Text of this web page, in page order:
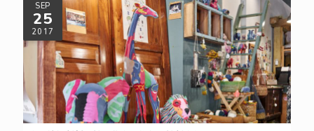
SEP
25
2017